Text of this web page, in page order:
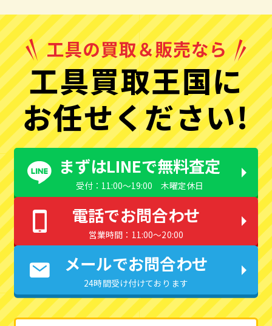
工具買取王国に
お任せください!
まずはLINEで無料査定
受付：11:00〜19:00 木曜定休日
電話でお問合わせ
営業時間：11:00〜20:00
メールでお問合わせ
24時間受け付けております